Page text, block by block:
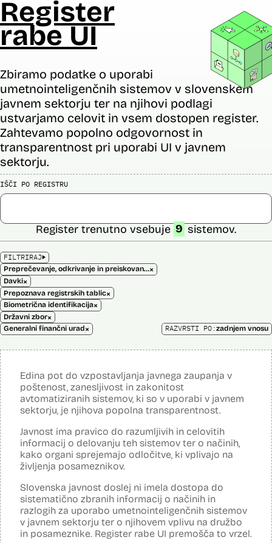
Register
rabe UI
Zbiramo podatke o uporabi
umetnointeligenčnih sistemov v slovenskem
javnem sektorju ter na njihovi podlagi
ustvarjamo celovit in vsem dostopen register.
Zahtevamo popolno odgovornost in
transparentnost pri uporabi UI v javnem
sektorju.
IŠČI PO REGISTRU
FILTRIRAJ
Preprečevanje, odkrivanje in preiskovanje kaznivih dejanj×
Davki×
Prepoznava registrskih tablic×
Biometrična identifikacija×
Državni zbor×
Generalni finančni urad×
Register trenutno vsebuje 9 sistemov.
RAZVRSTI PO:zadnjem vnosu
Edina pot do vzpostavljanja javnega zaupanja v
poštenost, zanesljivost in zakonitost
avtomatiziranih sistemov, ki so v uporabi v javnem
sektorju, je njihova popolna transparentnost.
Javnost ima pravico do razumljivih in celovitih
informacij o delovanju teh sistemov ter o načinih,
kako organi sprejemajo odločitve, ki vplivajo na
življenja posameznikov.
Slovenska javnost doslej ni imela dostopa do
sistematično zbranih informacij o načinih in
razlogih za uporabo umetnointeligenčnih sistemov
v javnem sektorju ter o njihovem vplivu na družbo
in posameznike. Register rabe UI premošča to vrzel.